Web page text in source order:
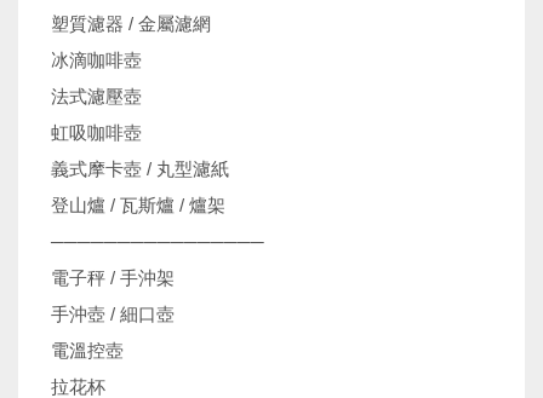
塑質濾器 / 金屬濾網
冰滴咖啡壺
法式濾壓壺
虹吸咖啡壺
義式摩卡壺 / 丸型濾紙
登山爐 / 瓦斯爐 / 爐架
────────────────
電子秤 / 手沖架
手沖壺 / 細口壺
電溫控壺
拉花杯